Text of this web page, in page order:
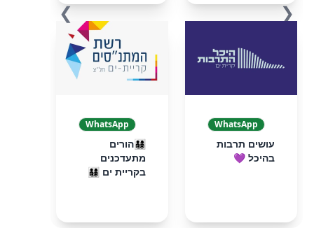
❮
WhatsApp
עושים תרבות
בהיכל 💜
WhatsApp
👨‍👩‍👧‍👦הורים
מתעדכנים
בקריית ים 👨‍👩‍👧‍👦
❯